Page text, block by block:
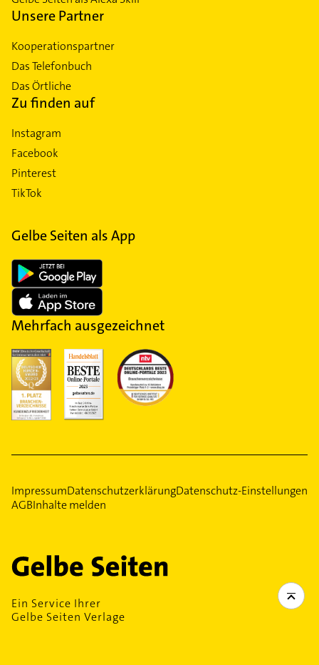
Unsere Partner
Kooperationspartner
Das Telefonbuch
Das Örtliche
Zu finden auf
Instagram
Facebook
Pinterest
TikTok
Gelbe Seiten als App
Mehrfach ausgezeichnet
ImpressumDatenschutzerklärungDatenschutz-Einstellungen
AGBInhalte melden
Ein Service Ihrer
Gelbe Seiten Verlage